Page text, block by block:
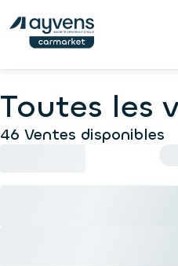
Toutes les
46 Ventes disponibles